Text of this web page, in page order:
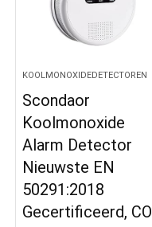
KOOLMONOXIDEDETECTOREN
Scondaor
Koolmonoxide
Alarm Detector
Nieuwste EN
50291:2018
Gecertificeerd, CO